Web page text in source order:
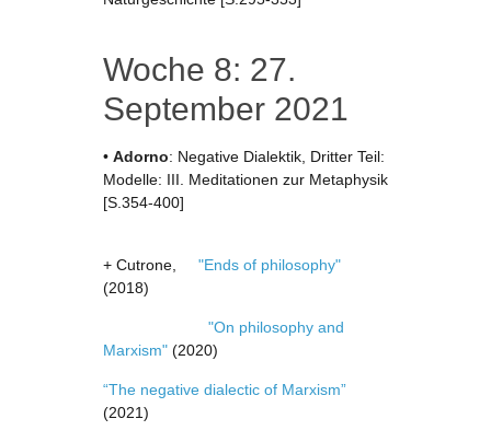
Woche 8: 27.
September 2021
• Adorno: Negative Dialektik, Dritter Teil:
Modelle: III. Meditationen zur Metaphysik
[S.354-400]
+ Cutrone, "Ends of philosophy"
(2018)
"On philosophy and
Marxism" (2020)
“The negative dialectic of Marxism”
(2021)